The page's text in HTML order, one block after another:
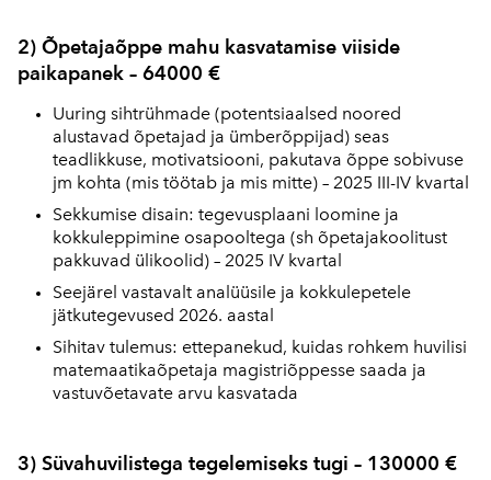
2) Õpetajaõppe mahu kasvatamise viiside
paikapanek – 64000 €
Uuring sihtrühmade (potentsiaalsed noored
alustavad õpetajad ja ümberõppijad) seas
teadlikkuse, motivatsiooni, pakutava õppe sobivuse
jm kohta (mis töötab ja mis mitte) – 2025 III-IV kvartal
Sekkumise disain: tegevusplaani loomine ja
kokkuleppimine osapooltega (sh õpetajakoolitust
pakkuvad ülikoolid) – 2025 IV kvartal
Seejärel vastavalt analüüsile ja kokkulepetele
jätkutegevused 2026. aastal
Sihitav tulemus: ettepanekud, kuidas rohkem huvilisi
matemaatikaõpetaja magistriõppesse saada ja
vastuvõetavate arvu kasvatada
3) Süvahuvilistega tegelemiseks tugi – 130000 €